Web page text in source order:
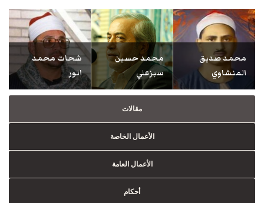
محمد صديق
المنشاوي
محمد حسين
سبزعلي
شحات محمد
انور
مقالات
الأعمال الخاصة
الأعمال العامة
أحكام